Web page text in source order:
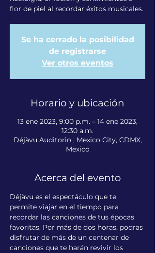
flor de piel al recordar éxitos musicales.
Se ha cerrado la posibilidad
de registrarse
Ver otros eventos
Horario y ubicación
13 ene 2023, 9:00 p.m. – 14 ene 2023,
12:30 a.m.
Déjàvu Auditorio , Mexico City, CDMX,
Mexico
Acerca del evento
Déjàvu es el espectáculo que te
permite viajar en el tiempo para
recordar las canciones de tus épocas
favoritas. Por más de dos horas, podras
disfrutar de más de un centenar de
canciones que te harán revivir los